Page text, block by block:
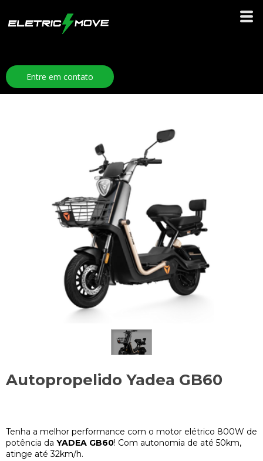
Entre em contato
Autopropelido Yadea GB60
Tenha a melhor performance com o motor elétrico 800W de
potência da YADEA GB60! Com autonomia de até 50km,
atinge até 32km/h.